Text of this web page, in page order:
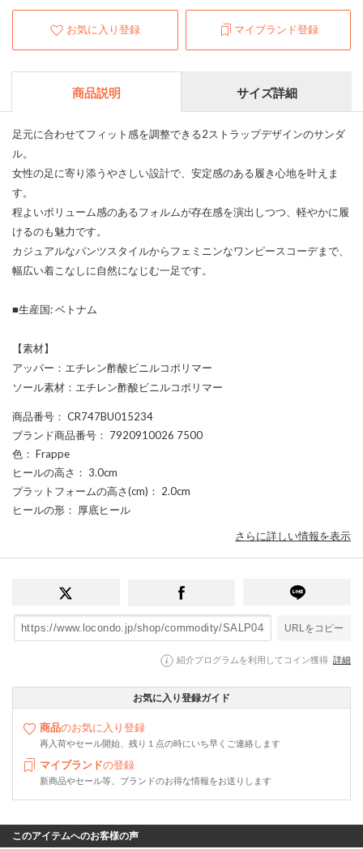
お気に入り登録 マイブランド登録
商品説明 サイズ詳細
足元に合わせてフィット感を調整できる2ストラップデザインのサンダ
ル。
女性の足に寄り添うやさしい設計で、安定感のある履き心地を叶えま
す。
程よいボリューム感のあるフォルムが存在感を演出しつつ、軽やかに履
けるのも魅力です。
カジュアルなパンツスタイルからフェミニンなワンピースコーデまで、
幅広い着こなしに自然になじむ一足です。
■生産国: ベトナム
【素材】
アッパー：エチレン酢酸ビニルコポリマー
ソール素材：エチレン酢酸ビニルコポリマー
商品番号 ： CR747BU015234
ブランド商品番号 ： 7920910026 7500
色 ： Frappe
ヒールの高さ ： 3.0cm
プラットフォームの高さ(cm) ： 2.0cm
ヒールの形 ： 厚底ヒール
さらに詳しい情報を表示
URLをコピー
紹介プログラムを利用してコイン獲得 詳細
お気に入り登録ガイド
商品のお気に入り登録
再入荷やセール開始、残り１点の時にいち早くご連絡します
マイブランドの登録
新商品やセール等、ブランドのお得な情報をお送りします
このアイテムへのお客様の声